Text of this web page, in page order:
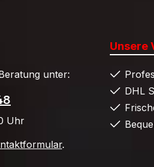
unter:
Uhr
.
Unsere
DHL